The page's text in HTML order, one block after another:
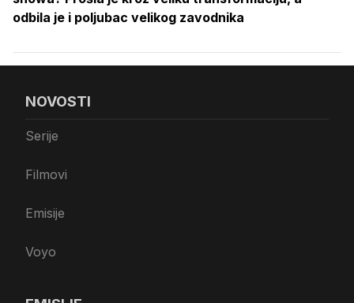
odbila je i poljubac velikog zavodnika
NOVOSTI
Serije
Filmovi
Emisije
Voyo